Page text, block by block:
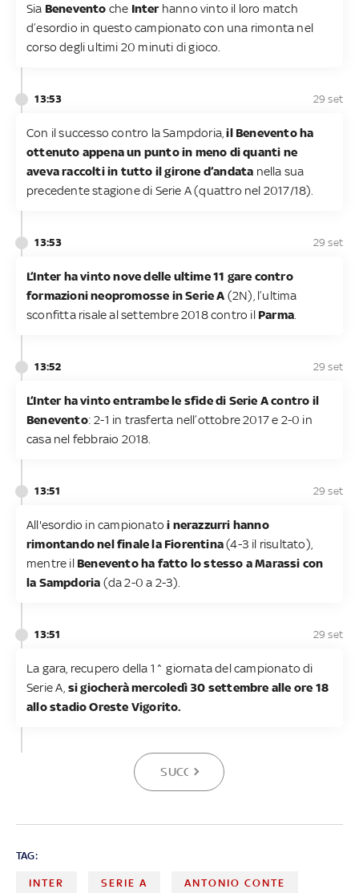
Sia Benevento che Interhanno vinto il loro match
d’esordio in questo campionato con una rimonta nel
corso degli ultimi 20 minuti di gioco.
13:53 29 set
Con il successo contro la Sampdoria, il Benevento ha
ottenuto appena un punto in meno di quanti ne
aveva raccolti in tutto il girone d’andata nella sua
precedente stagione di Serie A (quattro nel 2017/18).
13:53 29 set
L’Inter ha vinto nove delle ultime 11 gare contro
formazioni neopromosse in Serie A (2N), l’ultima
sconfitta risale al settembre 2018 contro il Parma
13:52 29 set
L’Inter ha vinto entrambe le sfide di Serie A contro il
Benevento: 2-1 in trasferta nell’ottobre 2017 e 2-0 in
casa nel febbraio 2018.
13:51 29 set
All'esordio in campionatoi nerazzurri hanno
rimontando nel finale la Fiorentina(4-3 il risultato),
mentre il Benevento ha fatto lo stesso a Marassi con
la Sampdoria (da 2-0 a 2-3).
13:51 29 set
La gara, recupero della 1^ giornata del campionato di
Serie A, si giocherà mercoledì 30 settembre alle ore 18
allo stadio Oreste Vigorito.
SUCCESSIVA
TAG:
INTER SERIE A ANTONIO CONTE